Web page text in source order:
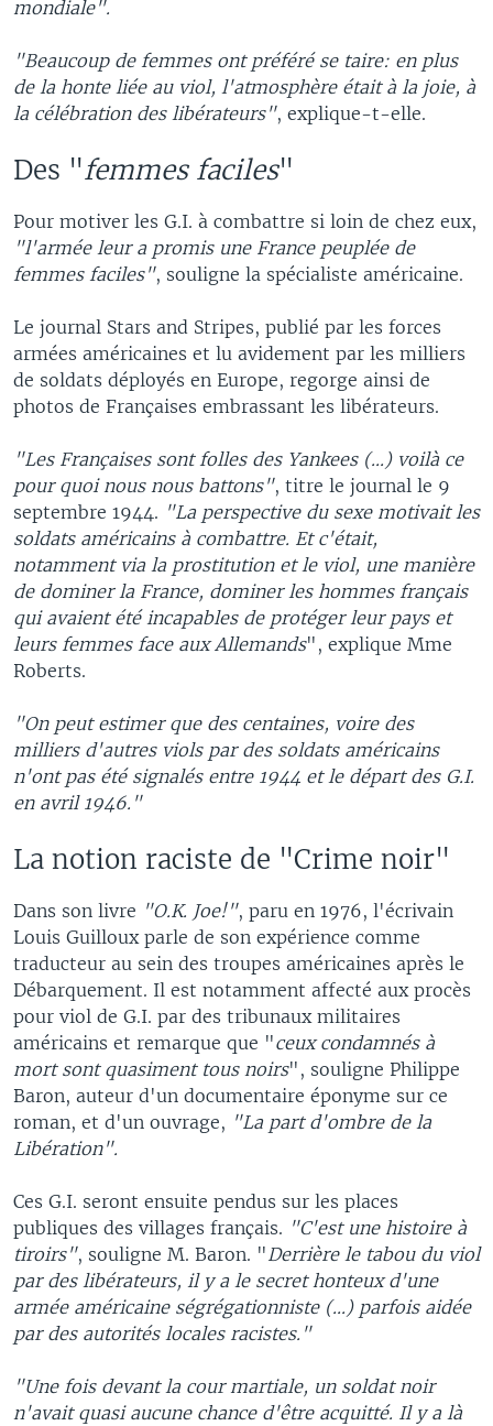
mondiale".
"Beaucoup de femmes ont préféré se taire: en plus
de la honte liée au viol, l'atmosphère était à la joie, à
la célébration des libérateurs", explique-t-elle.
Des "femmes faciles"
Pour motiver les G.I. à combattre si loin de chez eux,
"l'armée leur a promis une France peuplée de
femmes faciles", souligne la spécialiste américaine.
Le journal Stars and Stripes, publié par les forces
armées américaines et lu avidement par les milliers
de soldats déployés en Europe, regorge ainsi de
photos de Françaises embrassant les libérateurs.
"Les Françaises sont folles des Yankees (...) voilà ce
pour quoi nous nous battons", titre le journal le 9
septembre 1944. "La perspective du sexe motivait les
soldats américains à combattre. Et c'était,
notamment via la prostitution et le viol, une manière
de dominer la France, dominer les hommes français
qui avaient été incapables de protéger leur pays et
leurs femmes face aux Allemands", explique Mme
Roberts.
"On peut estimer que des centaines, voire des
milliers d'autres viols par des soldats américains
n'ont pas été signalés entre 1944 et le départ des G.I.
en avril 1946."
La notion raciste de "Crime noir"
Dans son livre "O.K. Joe!", paru en 1976, l'écrivain
Louis Guilloux parle de son expérience comme
traducteur au sein des troupes américaines après le
Débarquement. Il est notamment affecté aux procès
pour viol de G.I. par des tribunaux militaires
américains et remarque que "ceux condamnés à
mort sont quasiment tous noirs", souligne Philippe
Baron, auteur d'un documentaire éponyme sur ce
roman, et d'un ouvrage, "La part d'ombre de la
Libération".
Ces G.I. seront ensuite pendus sur les places
publiques des villages français. "C'est une histoire à
tiroirs", souligne M. Baron. " Derrière le tabou du viol
par des libérateurs, il y a le secret honteux d'une
armée américaine ségrégationniste (...) parfois aidée
par des autorités locales racistes."
"Une fois devant la cour martiale, un soldat noir
n'avait quasi aucune chance d'être acquitté. Il y a là